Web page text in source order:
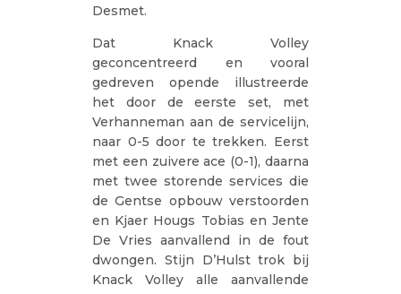
Desmet.
Dat Knack Volley
geconcentreerd en vooral
gedreven opende illustreerde
het door de eerste set, met
Verhanneman aan de servicelijn,
naar 0-5 door te trekken. Eerst
met een zuivere ace (0-1), daarna
met twee storende services die
de Gentse opbouw verstoorden
en Kjaer Hougs Tobias en Jente
De Vries aanvallend in de fout
dwongen. Stijn D’Hulst trok bij
Knack Volley alle aanvallende